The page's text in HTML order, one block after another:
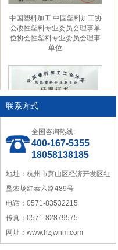
中国塑料加工 中国塑料加工协
会改性塑料专业委员会理事单
位协会性塑料专业委员会理事
单位
中国塑料加工工业协会理事
宁波塑料行业优秀供应商
联系方式
全国咨询热线:
400-167-5355
18058138185
地址：杭州市萧山区经济开发区红
垦农场红泰六路489号
电话：0571-83532215
传真：0571-82879575
网址：www.hzjwnm.com